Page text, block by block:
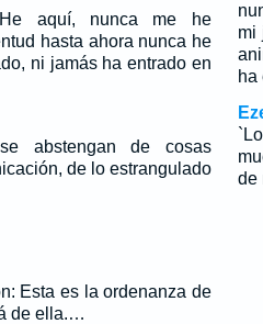
aquí, nunca me he
hasta ahora nunca he
ni jamás ha entrado en
abstengan de cosas
de lo estrangulado
Esta es la ordenanza de
de ella.…
mi
ha
de